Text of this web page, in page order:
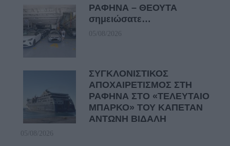
ΡΑΦΗΝΑ – ΘΕΟΥΤΑ
σημειώσατε…
05/08/2026
ΣΥΓΚΛΟΝΙΣΤΙΚΟΣ
ΑΠΟΧΑΙΡΕΤΙΣΜΟΣ ΣΤΗ
ΡΑΦΗΝΑ ΣΤΟ «ΤΕΛΕΥΤΑΙΟ
ΜΠΑΡΚΟ» ΤΟΥ ΚΑΠΕΤΑΝ
ΑΝΤΩΝΗ ΒΙΔΑΛΗ
05/08/2026